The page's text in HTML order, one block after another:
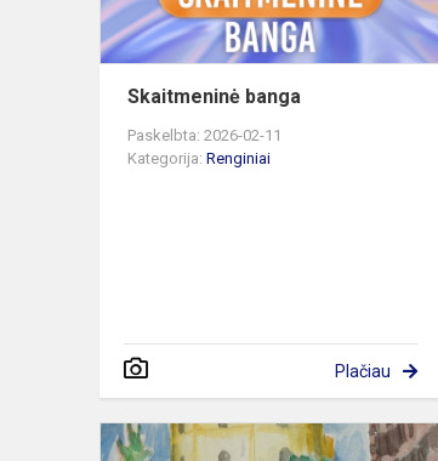
Skaitmeninė banga
Paskelbta: 2026-02-11
Kategorija: Renginiai
Plačiau